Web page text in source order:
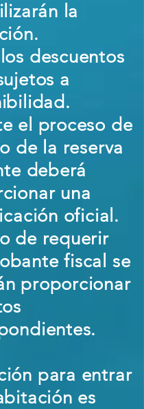
la
descuentos
a
el proceso de
de la reserva
deberá
una
oficial.
de requerir
fiscal se
proporcionar
para entrar
es